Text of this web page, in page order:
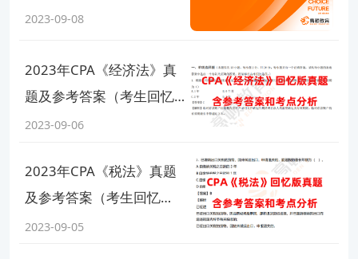
2023-09-08
2023年CPA《经济法》真
题及参考答案（考生回忆
版）.PDF
2023-09-06
2023年CPA《税法》真题
及参考答案（考生回忆
版）.PDF
2023-09-05